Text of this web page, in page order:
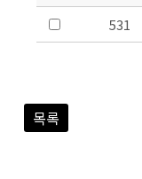
531
목록